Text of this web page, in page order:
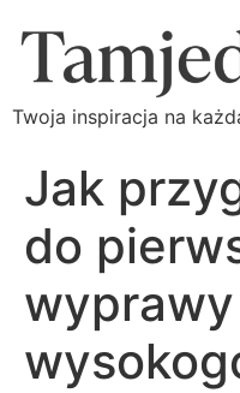
Twoja inspiracja na
Jak
do
wyprawy